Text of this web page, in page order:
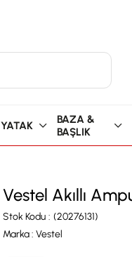
YATAK
BAZA &
BAŞLIK
Vestel Akıllı
Stok Kodu
(20276131)
Marka: Vestel